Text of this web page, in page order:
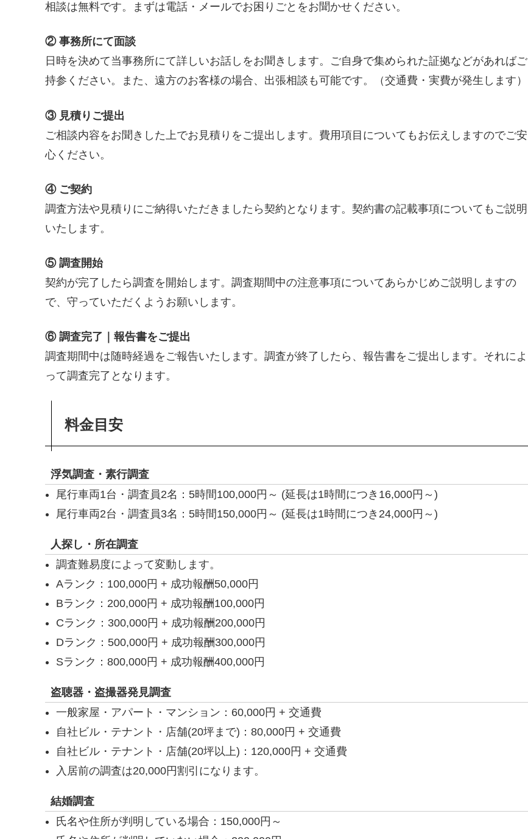
相談は無料です。まずは電話・メールでお困りごとをお聞かせください。
② 事務所にて面談
日時を決めて当事務所にて詳しいお話しをお聞きします。ご自身で集められた証拠などがあればご
持参ください。また、遠方のお客様の場合、出張相談も可能です。（交通費・実費が発生します）
③ 見積りご提出
ご相談内容をお聞きした上でお見積りをご提出します。費用項目についてもお伝えしますのでご安
心ください。
④ ご契約
調査方法や見積りにご納得いただきましたら契約となります。契約書の記載事項についてもご説明
いたします。
⑤ 調査開始
契約が完了したら調査を開始します。調査期間中の注意事項についてあらかじめご説明しますの
で、守っていただくようお願いします。
⑥ 調査完了｜報告書をご提出
調査期間中は随時経過をご報告いたします。調査が終了したら、報告書をご提出します。それによ
って調査完了となります。
料金目安
浮気調査・素行調査
尾行車両1台・調査員2名：5時間100,000円～ (延長は1時間につき16,000円～)
尾行車両2台・調査員3名：5時間150,000円～ (延長は1時間につき24,000円～)
人探し・所在調査
調査難易度によって変動します。
Aランク：100,000円 + 成功報酬50,000円
Bランク：200,000円 + 成功報酬100,000円
Cランク：300,000円 + 成功報酬200,000円
Dランク：500,000円 + 成功報酬300,000円
Sランク：800,000円 + 成功報酬400,000円
盗聴器・盗撮器発見調査
一般家屋・アパート・マンション：60,000円 + 交通費
自社ビル・テナント・店舗(20坪まで)：80,000円 + 交通費
自社ビル・テナント・店舗(20坪以上)：120,000円 + 交通費
入居前の調査は20,000円割引になります。
結婚調査
氏名や住所が判明している場合：150,000円～